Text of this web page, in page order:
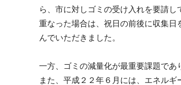
ら、市に対しゴミの受け入れを要請
重なった場合は、祝日の前後に収集
んでいただきました。
一方、ゴミの減量化が最重要課題であ
また、平成２２年６月には、エネル